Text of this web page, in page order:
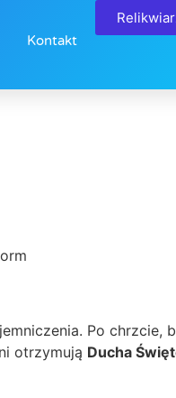
Kontakt
Po chrzcie,
otrzymują Ducha